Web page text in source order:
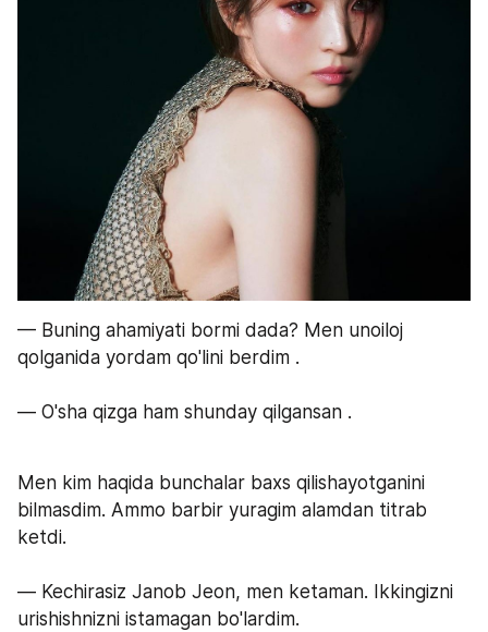
— Buning ahamiyati bormi dada? Men unoiloj
qolganida yordam qo'lini berdim .
— O'sha qizga ham shunday qilgansan .
Men kim haqida bunchalar baxs qilishayotganini
bilmasdim. Ammo barbir yuragim alamdan titrab
ketdi.
— Kechirasiz Janob Jeon, men ketaman. Ikkingizni
urishishnizni istamagan bo'lardim.